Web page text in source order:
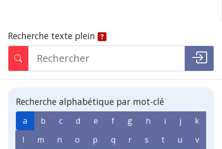
Recherche texte plein
Recherche alphabétique par mot-clé
a b c d e f g h i j
k
l
m n o p q r s t u
v